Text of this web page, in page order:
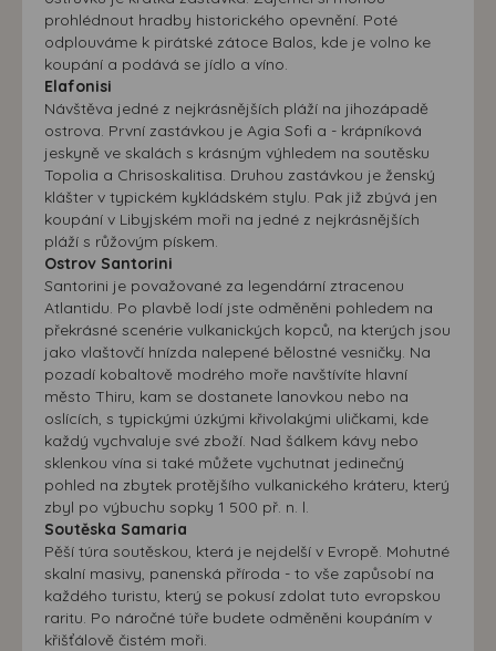
prohlédnout hradby historického opevnění. Poté
odplouváme k pirátské zátoce Balos, kde je volno ke
koupání a podává se jídlo a víno.
Elafonisi
Návštěva jedné z nejkrásnějších pláží na jihozápadě
ostrova. První zastávkou je Agia Sofi a - krápníková
jeskyně ve skalách s krásným výhledem na soutěsku
Topolia a Chrisoskalitisa. Druhou zastávkou je ženský
klášter v typickém kykládském stylu. Pak již zbývá jen
koupání v Libyjském moři na jedné z nejkrásnějších
pláží s růžovým pískem.
Ostrov Santorini
Santorini je považované za legendární ztracenou
Atlantidu. Po plavbě lodí jste odměněni pohledem na
překrásné scenérie vulkanických kopců, na kterých jsou
jako vlaštovčí hnízda nalepené bělostné vesničky. Na
pozadí kobaltově modrého moře navštívíte hlavní
město Thiru, kam se dostanete lanovkou nebo na
oslících, s typickými úzkými křivolakými uličkami, kde
každý vychvaluje své zboží. Nad šálkem kávy nebo
sklenkou vína si také můžete vychutnat jedinečný
pohled na zbytek protějšího vulkanického kráteru, který
zbyl po výbuchu sopky 1 500 př. n. l.
Soutěska Samaria
Pěší túra soutěskou, která je nejdelší v Evropě. Mohutné
skalní masivy, panenská příroda - to vše zapůsobí na
každého turistu, který se pokusí zdolat tuto evropskou
raritu. Po náročné túře budete odměněni koupáním v
křišťálově čistém moři.